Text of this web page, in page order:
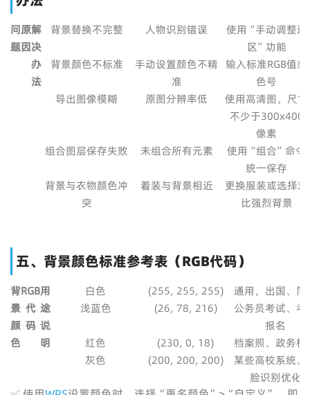
问
题
原
因
解
决
办
法
背景替换不完整 人物识别错误
使用“手动调整选
区”功能
背景颜色不标准
手动设置颜色不精
准
输入标准RGB值或
色号
导出图像模糊
原图分辨率低
使用高清图，尺寸
不少于300x400
像素
组合图层保存失败
未组合所有元素
使用“组合”命令
统一保存
背景与衣物颜色冲
突
着装与背景相近
更换服装或选择对
比强烈背景
五、背景颜色标准参考表（RGB代码）
背
景
颜
色
RGB
代
码
用
途
说
明
白色 (255, 255, 255)
通用，出国、简
浅蓝色
(26, 78, 216)
公务员考试、考
报名
红色
(230, 0, 18)
档案照、政务机
灰色
(200, 200, 200)
某些高校系统、
脸识别优化